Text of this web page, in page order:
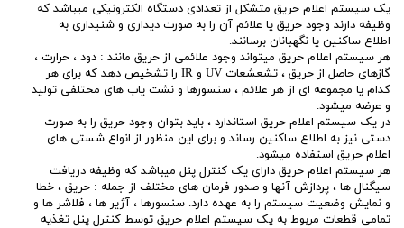
یک سیستم اعلام حریق متشکل از تعدادی دستگاه الکترونیکی میباشد که
وظیفه دارند وجود حریق یا علائم آن را به صورت دیداری و شنیداری به
اطلاع ساکنین یا نگهبانان برسانند.
هر سیستم اعلام حریق میتواند وجود علائمی از حریق مانند : دود ، حرارت ،
گازهای حاصل از حریق ، تشعشعات UV و IR را تشخیص دهد که برای هر
کدام یا مجموعه ای از هر علائم ، سنسورها و نشت یاب های محتلفی تولید
و عرضه میشود.
در یک سیستم اعلام حریق استاندارد ، باید بتوان وجود حریق را به صورت
دستی نیز به اطلاع ساکنین رساند و برای این منظور از انواع شستی های
اعلام حریق استفاده میشود.
هر سیستم اعلام حریق دارای یک کنترل پنل میباشد که وظیفه دریافت
سیگنال ها ، پردازش آنها و صدور فرمان های مختلف از جمله : حریق ، خطا
و نمایش وضعیت سیستم را به عهده دارد. سنسورها ، آژیر ها ، فلاشر ها و
تمامی قطعات مربوط به یک سیستم اعلام حریق توسط کنترل پنل تغذیه